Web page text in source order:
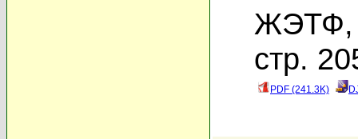
ЖЭТФ,
стр.
PDF (241.3K)